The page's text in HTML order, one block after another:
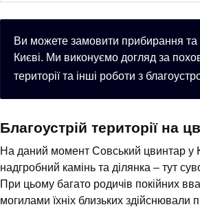
Ви можете замовити прибирання та
Києві. Ми виконуємо догляд за
території та інші роботи з
Благоустрій території на
На даний момент Совський цвинтар у
надгробний камінь та ділянка – тут
При цьому багато родичів покійних
могилами їхніх близьких здійснювали